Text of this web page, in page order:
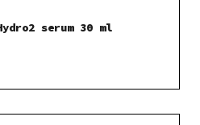
serum 30 ml